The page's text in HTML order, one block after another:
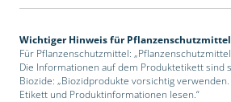
Wichtiger Hinweis für
Für Pflanzenschutzmittel:
Die Informationen auf dem Produktetikett sind
Biozide: „Biozidprodukte vorsichtig
Etikett und Produktinformationen lesen.“